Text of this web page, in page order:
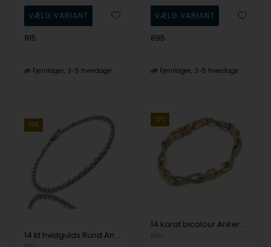
915
Fjernlager 3-5 hverdage
895
Fjernlager 3-5 hverdage
19%
14 kt hvidgulds Rund Anker i flere længder og bredder
19%
14 karat bicolour Anker Sløjfe halskæder i flere bredder og længder